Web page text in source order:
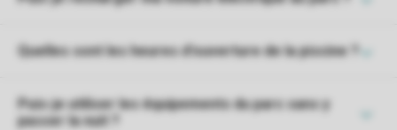
Quelles sont les heures d'ouverture de la piscine ?
Puis-je utiliser les équipements du parc sans y
passer la nuit ?